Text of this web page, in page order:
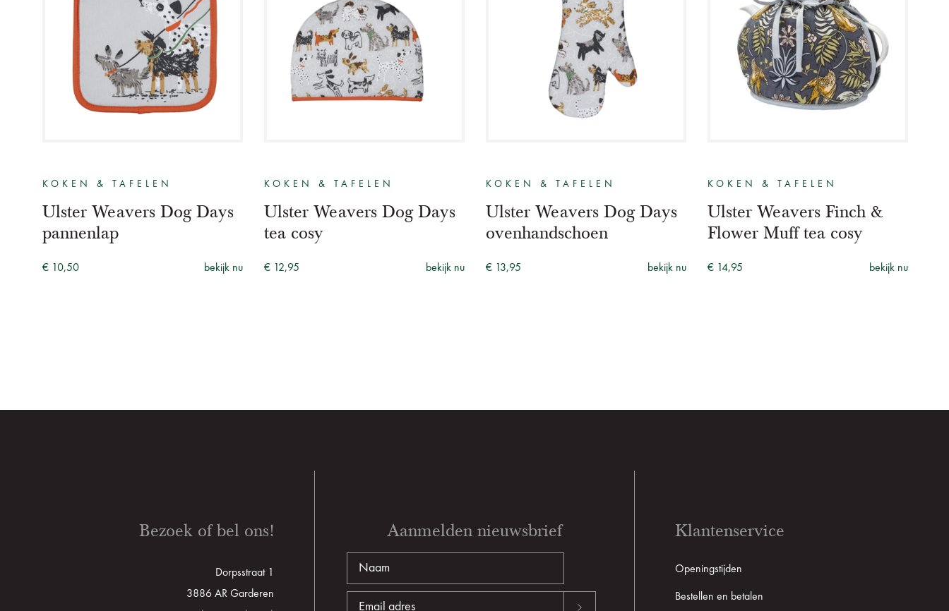
KOKEN & TAFELEN
Ulster Weavers Dog Days
pannenlap
€ 10,50 bekijk nu
KOKEN & TAFELEN
Ulster Weavers Dog Days
tea cosy
€ 12,95 bekijk nu
KOKEN & TAFELEN
Ulster Weavers Dog Days
ovenhandschoen
€ 13,95 bekijk nu
KOKEN & TAFELEN
Ulster Weavers Finch &
Flower Muff tea cosy
€ 14,95 bekijk nu
Aanmelden nieuwsbrief
Bezoek of bel ons!
Dorpsstraat 1
3886 AR Garderen
Klantenservice
Openingstijden
Bestellen en betalen